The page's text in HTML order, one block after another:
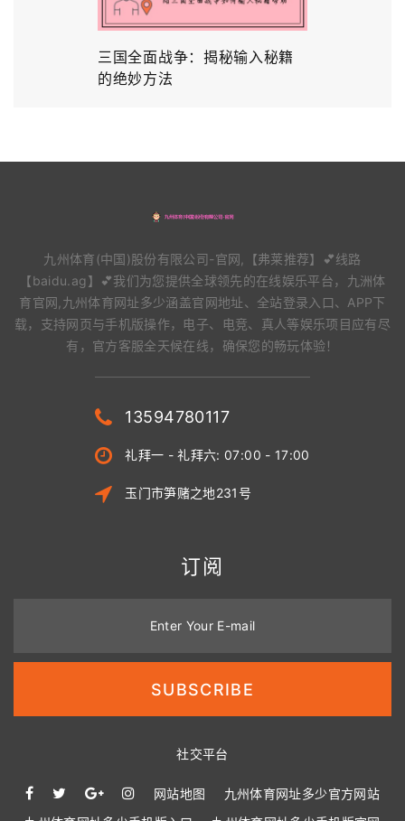
三国全面战争：揭秘输入秘籍
的绝妙方法
九州体育(中国)股份有限公司-官网,【弗莱推荐】💕线路
【baidu.ag】💕我们为您提供全球领先的在线娱乐平台，九洲体
育官网,九州体育网址多少涵盖官网地址、全站登录入口、APP下
载，支持网页与手机版操作，电子、电竞、真人等娱乐项目应有尽
有，官方客服全天候在线，确保您的畅玩体验！
13594780117
礼拜一 - 礼拜六: 07:00 - 17:00
玉门市笋赌之地231号
订阅
Enter Your E-mail
SUBSCRIBE
社交平台
网站地图
九州体育网址多少官方网站